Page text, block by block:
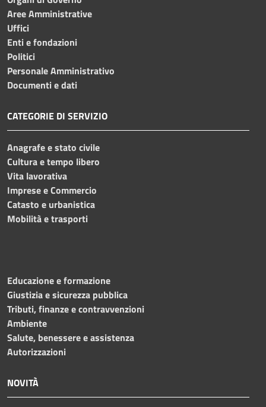
Aree Amministrative
Uffici
Enti e fondazioni
Politici
Personale Amministrativo
Documenti e dati
CATEGORIE DI SERVIZIO
Anagrafe e stato civile
Cultura e tempo libero
Vita lavorativa
Imprese e Commercio
Catasto e urbanistica
Mobilità e trasporti
Educazione e formazione
Giustizia e sicurezza pubblica
Tributi, finanze e contravvenzioni
Ambiente
Salute, benessere e assistenza
Autorizzazioni
NOVITÀ